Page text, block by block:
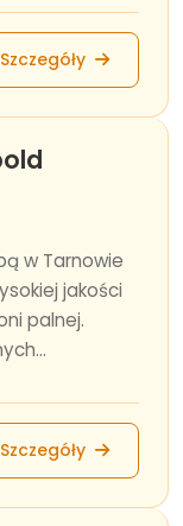
Szczegóły
w Tarnowie
jakości
palnej.
Szczegóły